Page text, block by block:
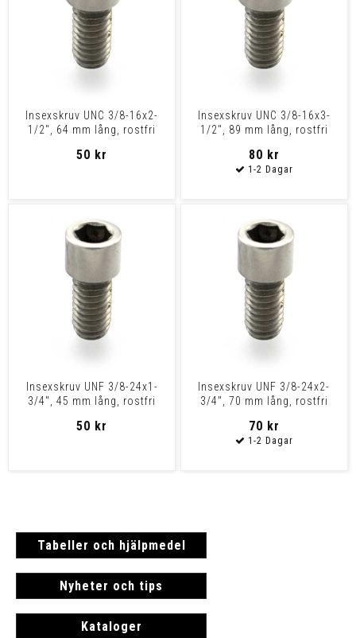
Insexskruv UNC 3/8-16x2-
1/2", 64 mm lång, rostfri
50 kr
Insexskruv UNC 3/8-16x3-
1/2", 89 mm lång, rostfri
80 kr
Insexskruv UNF 3/8-24x1-
3/4", 45 mm lång, rostfri
50 kr
Insexskruv UNF 3/8-24x2-
3/4", 70 mm lång, rostfri
70 kr
Tabeller och hjälpmedel
Nyheter och tips
Kataloger